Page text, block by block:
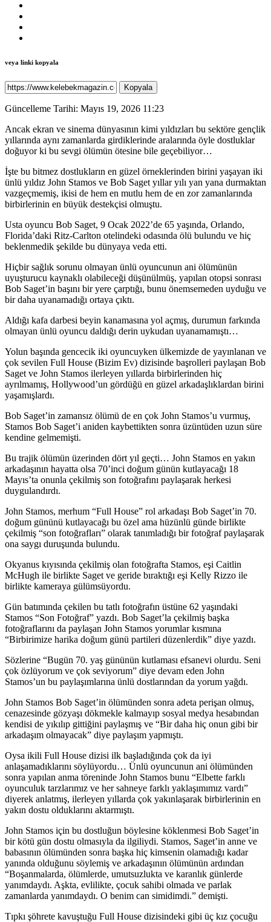
veya linki kopyala
Kopyala
Güncelleme Tarihi: Mayıs 19, 2026 11:23
Ancak ekran ve sinema dünyasının kimi yıldızları bu sektöre gençlik
yıllarında aynı zamanlarda girdiklerinde aralarında öyle dostluklar
doğuyor ki bu sevgi ölümün ötesine bile geçebiliyor…
İşte bu bitmez dostlukların en güzel örneklerinden birini yaşayan iki
ünlü yıldız John Stamos ve Bob Saget yıllar yılı yan yana durmaktan
vazgeçmemiş, ikisi de hem en mutlu hem de en zor zamanlarında
birbirlerinin en büyük destekçisi olmuştu.
Usta oyuncu Bob Saget, 9 Ocak 2022’de 65 yaşında, Orlando,
Florida’daki Ritz-Carlton otelindeki odasında ölü bulundu ve hiç
beklenmedik şekilde bu dünyaya veda etti.
Hiçbir sağlık sorunu olmayan ünlü oyuncunun ani ölümünün
uyuşturucu kaynaklı olabileceği düşünülmüş, yapılan otopsi sonrası
Bob Saget’in başını bir yere çarptığı, bunu önemsemeden uyduğu ve
bir daha uyanamadığı ortaya çıktı.
Aldığı kafa darbesi beyin kanamasına yol açmış, durumun farkında
olmayan ünlü oyuncu daldığı derin uykudan uyanamamıştı…
Yolun başında gencecik iki oyuncuyken ülkemizde de yayınlanan ve
çok sevilen Full House (Bizim Ev) dizisinde başrolleri paylaşan Bob
Saget ve John Stamos ilerleyen yıllarda birbirlerinden hiç
ayrılmamış, Hollywood’un gördüğü en güzel arkadaşlıklardan birini
yaşamışlardı.
Bob Saget’in zamansız ölümü de en çok John Stamos’u vurmuş,
Stamos Bob Saget’i aniden kaybettikten sonra üzüntüden uzun süre
kendine gelmemişti.
Bu trajik ölümün üzerinden dört yıl geçti… John Stamos en yakın
arkadaşının hayatta olsa 70’inci doğum günün kutlayacağı 18
Mayıs’ta onunla çekilmiş son fotoğrafını paylaşarak herkesi
duygulandırdı.
John Stamos, merhum “Full House” rol arkadaşı Bob Saget’in 70.
doğum gününü kutlayacağı bu özel ama hüzünlü günde birlikte
çekilmiş “son fotoğrafları” olarak tanımladığı bir fotoğraf paylaşarak
ona saygı duruşunda bulundu.
Okyanus kıyısında çekilmiş olan fotoğrafta Stamos, eşi Caitlin
McHugh ile birlikte Saget ve geride bıraktığı eşi Kelly Rizzo ile
birlikte kameraya gülümsüyordu.
Gün batımında çekilen bu tatlı fotoğrafın üstüne 62 yaşındaki
Stamos “Son Fotoğraf” yazdı. Bob Saget’la çekilmiş başka
fotoğraflarını da paylaşan John Stamos yorumlar kısmına
“Birbirimize harika doğum günü partileri düzenlerdik” diye yazdı.
Sözlerine “Bugün 70. yaş gününün kutlaması efsanevi olurdu. Seni
çok özlüyorum ve çok seviyorum” diye devam eden John
Stamos’un bu paylaşımlarına ünlü dostlarından da yorum yağdı.
John Stamos Bob Saget’in ölümünden sonra adeta perişan olmuş,
cenazesinde gözyaşı dökmekle kalmayıp sosyal medya hesabından
kendisi de yıkılıp gittiğini paylaşmış ve “Bir daha hiç onun gibi bir
arkadaşım olmayacak” diye paylaşım yapmıştı.
Oysa ikili Full House dizisi ilk başladığında çok da iyi
anlaşamadıklarını söylüyordu… Ünlü oyuncunun ani ölümünden
sonra yapılan anma töreninde John Stamos bunu “Elbette farklı
oyunculuk tarzlarımız ve her sahneye farklı yaklaşımımız vardı”
diyerek anlatmış, ilerleyen yıllarda çok yakınlaşarak birbirlerinin en
yakın dostu olduklarını aktarmıştı.
John Stamos için bu dostluğun böylesine köklenmesi Bob Saget’in
bir kötü gün dostu olmasıyla da ilgiliydi. Stamos, Saget’in anne ve
babasının ölümünden sonra başka hiç kimsenin olamadığı kadar
yanında olduğunu söylemiş ve arkadaşının ölümünün ardından
“Boşanmalarda, ölümlerde, umutsuzlukta ve karanlık günlerde
yanımdaydı. Aşkta, evlilikte, çocuk sahibi olmada ve parlak
zamanlarda yanımdaydı. O benim can simidimdi.” demişti.
Tıpkı şöhrete kavuştuğu Full House dizisindeki gibi üç kız çocuğu